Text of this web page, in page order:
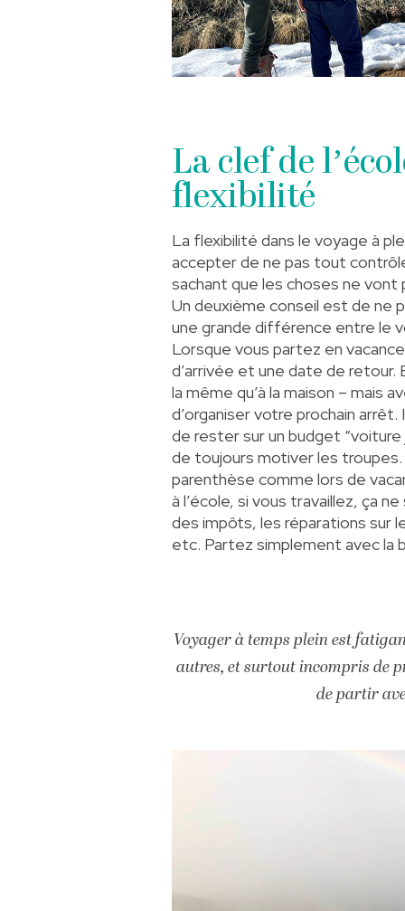
La clef de
flexibilité
La flexibilité dans le voyage à
accepter de ne pas tout
sachant que les choses ne
Un deuxième conseil est de ne
une grande différence entre le
Lorsque vous partez en
d’arrivée et une date de retour.
la même qu’à la maison – mais
d’organiser votre prochain
de rester sur un budget
de toujours motiver les troupes.
parenthèse comme lors de
à l’école, si vous travaillez, ça
des impôts, les réparations sur
etc. Partez simplement avec la
Voyager à temps plein est
autres, et surtout incompris de
de partir